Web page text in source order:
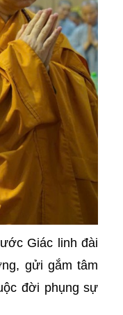
Giác linh đài
gửi gắm tâm
đời phụng sự